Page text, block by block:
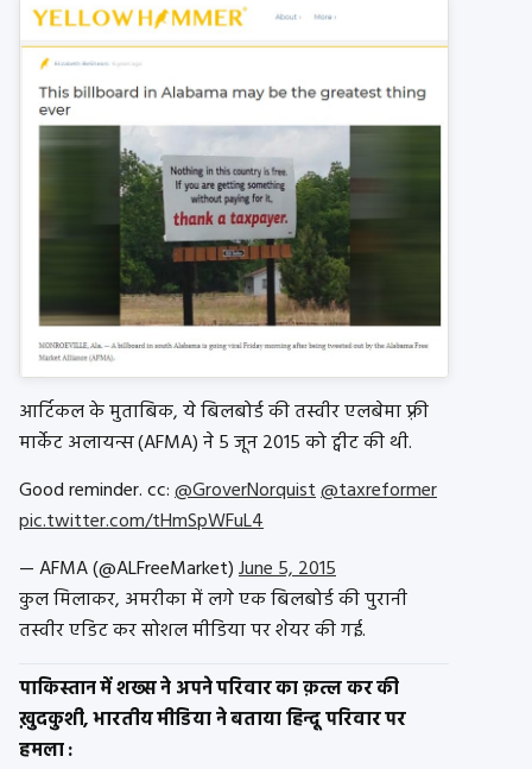
आर्टिकल के मुताबिक, ये बिलबोर्ड की तस्वीर एलबेमा फ़्री
मार्केट अलायन्स (AFMA) ने 5 जून 2015 को ट्वीट की थी.
Good reminder. cc:@GroverNorquist@taxreformer
pic.twitter.com/tHmSpWFuL4
— AFMA (@ALFreeMarket)June 5, 2015
कुल मिलाकर, अमरीका में लगे एक बिलबोर्ड की पुरानी
तस्वीर एडिट कर सोशल मीडिया पर शेयर की गई.
पाकिस्तान में शख्स ने अपने परिवार का क़त्ल कर की
ख़ुदकुशी, भारतीय मीडिया ने बताया हिन्दू परिवार पर
हमला :